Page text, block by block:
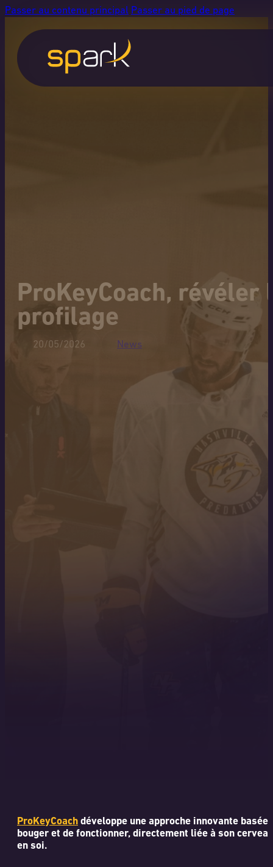
Passer au contenu principal Passer au pied de page
ProKeyCoach,
profilage
20/05/2026 News
ProKeyCoach développe une approche innovante
bouger et de fonctionner, directement liée à son
en soi.